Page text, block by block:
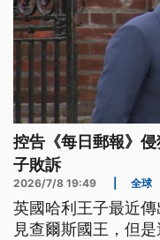
控告《每日郵報》
子敗訴
2026/7/8 19:49 全球
英國哈利王子最近
見查爾斯國王，但